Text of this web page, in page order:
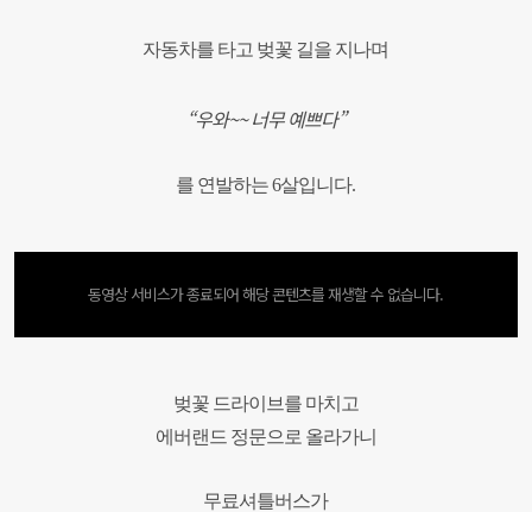
자동차를 타고 벚꽃 길을 지나며
“우와~~ 너무 예쁘다”
를 연발하는 6살입니다.
동영상 서비스가 종료되어 해당 콘텐츠를 재생할 수 없습니다.
벚꽃 드라이브를 마치고
에버랜드 정문으로 올라가니
무료셔틀버스가